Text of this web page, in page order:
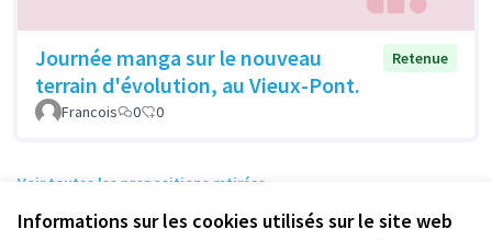
Informations sur les cookies utilisés sur le site web
Journée manga sur le nouveau
terrain d'évolution, au Vieux-Pont.
Retenue
Francois 0 0
Voir toutes les propositions retirées